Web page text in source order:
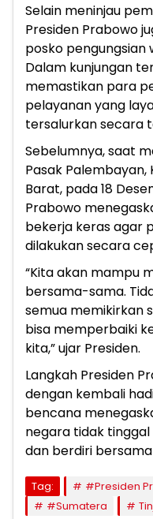
Selain meninjau
Presiden Prabowo
posko
Dalam kunjungan
memastikan para
pelayanan yang
tersalurkan secara
Sebelumnya, saat
Pasak
Barat, pada 18
Prabowo
bekerja keras agar
dilakukan secara
“Kita akan mampu
bersama-sama.
semua memikirkan
bisa memperbaiki
kita,” ujar Presiden.
Langkah Presiden
dengan kembali
bencana
negara tidak tinggal
dan berdiri
Tag:
#Presiden
#Sumatera